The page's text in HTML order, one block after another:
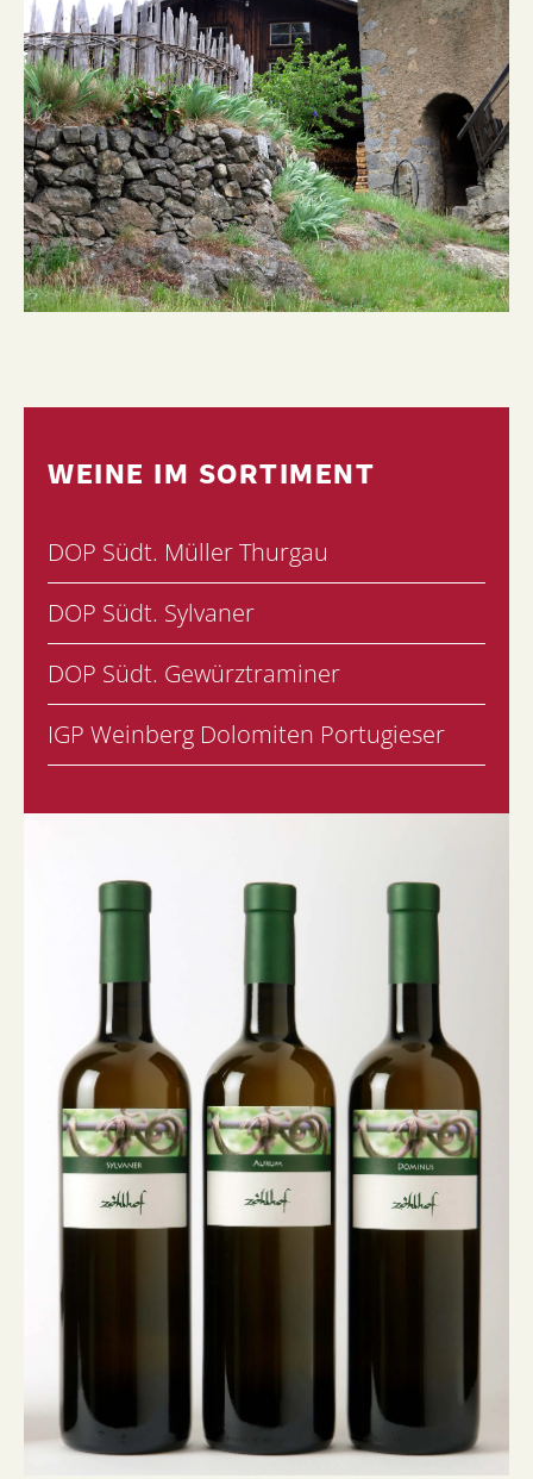
WEINE IM SORTIMENT
DOP Südt. Müller Thurgau
DOP Südt. Sylvaner
DOP Südt. Gewürztraminer
IGP Weinberg Dolomiten Portugieser